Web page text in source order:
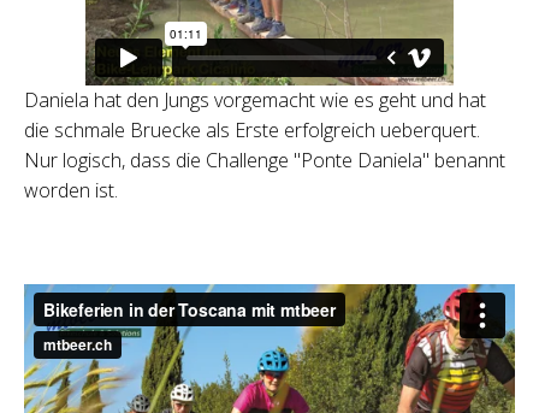
Daniela hat den Jungs vorgemacht wie es geht und hat
die schmale Bruecke als Erste erfolgreich ueberquert.
Nur logisch, dass die Challenge "Ponte Daniela" benannt
worden ist.